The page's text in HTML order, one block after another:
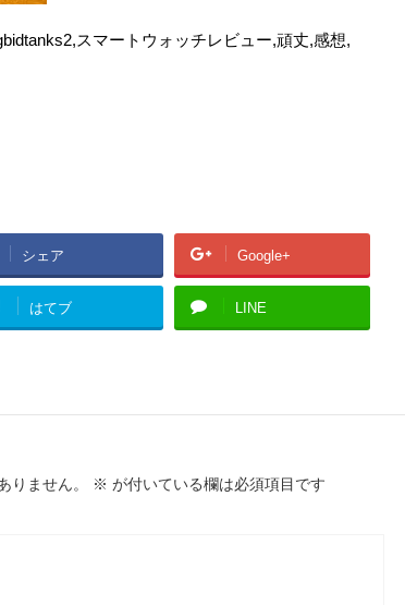
スマートウォッチレビュー,頑丈,感想,
シェア Google+
はてブ LINE
りません。 ※ が付いている欄は必須項目です